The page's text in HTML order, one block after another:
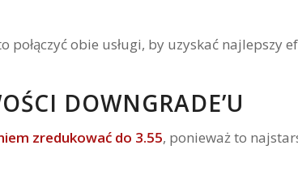
połączyć obie usługi, by uzyskać najlepszy
DOWNGRADE’U
zredukować do 3.55, ponieważ to